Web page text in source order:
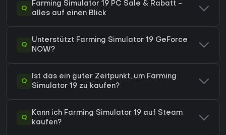
Q
Farming Simulator 19 PC Sale & Rabatt -
alles auf einen Blick
Q
Unterstützt Farming Simulator 19 GeForce
NOW?
Q
Ist das ein guter Zeitpunkt, um Farming
Simulator 19 zu kaufen?
Q
Kann ich Farming Simulator 19 auf Steam
kaufen?